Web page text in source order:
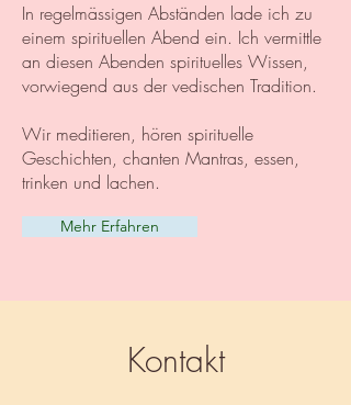
In regelmässigen Abständen lade ich zu
einem spirituellen Abend ein. Ich vermittle
an diesen Abenden spirituelles Wissen,
vorwiegend aus der vedischen Tradition.
Wir meditieren, hören spirituelle
Geschichten, chanten Mantras, essen,
trinken und lachen.
Mehr Erfahren
Kontakt